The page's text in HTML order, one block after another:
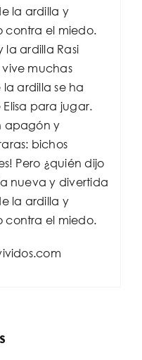
la ardilla y
contra el miedo.
la ardilla Rasi
muchas
ardilla se ha
para jugar.
apagón y
bichos
Pero ¿quién dijo
nueva y divertida
la ardilla y
contra el miedo.